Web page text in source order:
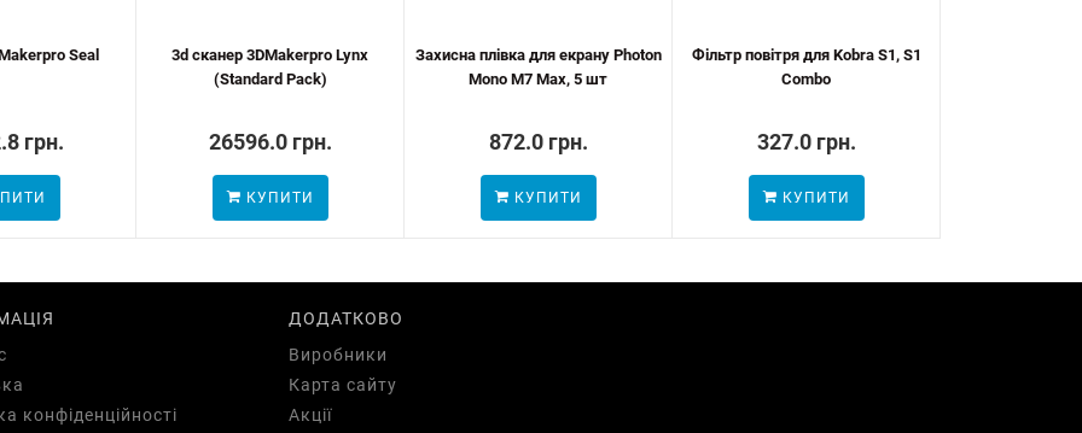
Seal
грн.
3d сканер 3DMakerpro Lynx
(Standard Pack)
26596.0 грн.
КУПИТИ
Захисна плівка для екрану Photon
Mono M7 Max, 5 шт
872.0 грн.
КУПИТИ
Фільтр повітря для Kobra S1, S1
Combo
327.0 грн.
КУПИТИ
конфіденційності
ДОДАТКОВО
Виробники
Карта сайту
Акції